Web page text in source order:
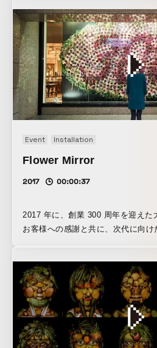
の巨大ネットワーク”を体感することがで
回の展示期間に合わせ、展示内容
たスペシャル WEB コンテンツも
み）。まるで「人体 NETWORK
ような、ビジュアライゼーションを
https://www.nhk.or.jp/kenko/jintai/
Event Installation
Flower Mirror
2017 00:00:37
2017 年に、創業 300 周年を迎えた
お客様への感謝と共に、次代に向
さ 3 メートルの楕円を埋め尽くす
を制御、また設置されたセンサー
して鏡のように形を映しだしたり
模様も描きだします。